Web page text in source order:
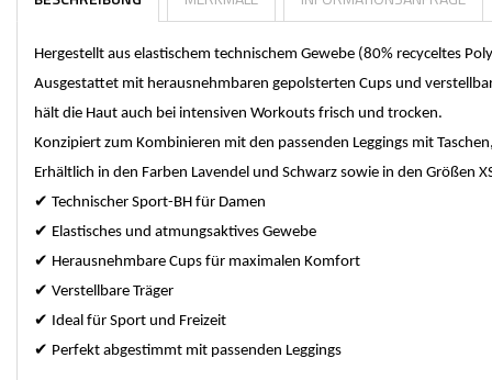
Hergestellt aus elastischem technischem Gewebe (80% recyceltes
Ausgestattet mit herausnehmbaren gepolsterten Cups und
hält die Haut auch bei intensiven Workouts frisch und trocken.
Konzipiert zum Kombinieren mit den passenden Leggings mit
Erhältlich in den Farben Lavendel und Schwarz sowie in den Größen
✔ Technischer Sport-BH für Damen
✔ Elastisches und atmungsaktives Gewebe
✔ Herausnehmbare Cups für maximalen Komfort
✔ Verstellbare Träger
✔ Ideal für Sport und Freizeit
✔ Perfekt abgestimmt mit passenden Leggings